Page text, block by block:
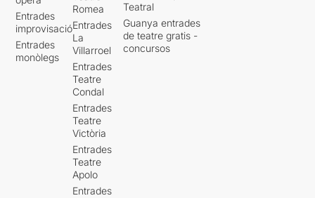
Entrades
improvisació
Entrades
monòlegs
Romea
Entrades
La
Villarroel
Entrades
Teatre
Condal
Entrades
Teatre
Victòria
Entrades
Teatre
Apolo
Entrades
Teatral
Guanya entrades
de teatre gratis -
concursos